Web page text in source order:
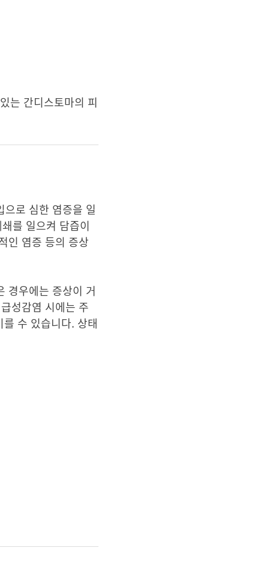
는 간디스토마의 피
로 심한 염증을 일
를 일으켜 담즙이
인 염증 등의 증상
경우에는 증상이 거
성감염 시에는 주
수 있습니다. 상태